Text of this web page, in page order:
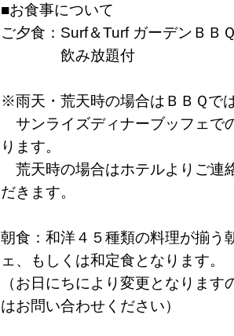
■お食事について
ご夕食：Surf＆Turf ガーデンＢＢ
飲み放題付
※雨天・荒天時の場合はＢＢＱで
サンライズディナーブッフェで
ります。
荒天時の場合はホテルよりご連
だきます。
朝食：和洋４５種類の料理が揃う
ェ、もしくは和定食となります。
（お日にちにより変更となります
はお問い合わせください）